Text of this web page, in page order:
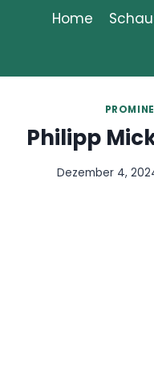
Home
Philipp
Dezember 4,